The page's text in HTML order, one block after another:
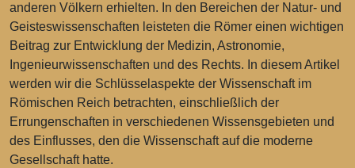
anderen Völkern erhielten. In den Bereichen der Natur- und
Geisteswissenschaften leisteten die Römer einen wichtigen
Beitrag zur Entwicklung der Medizin, Astronomie,
Ingenieurwissenschaften und des Rechts. In diesem Artikel
werden wir die Schlüsselaspekte der Wissenschaft im
Römischen Reich betrachten, einschließlich der
Errungenschaften in verschiedenen Wissensgebieten und
des Einflusses, den die Wissenschaft auf die moderne
Gesellschaft hatte.